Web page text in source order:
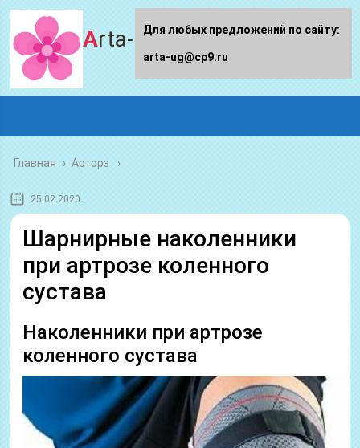
Arta-ug.ru
Главная › Арторз
25.02.2020
Шарнирные наколенники
при артрозе коленного
сустава
Наколенники при артрозе
коленного сустава
Для любых предложений по сайту:
arta-ug@cp9.ru